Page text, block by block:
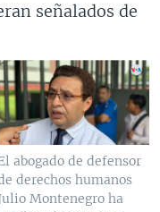
señalados de
abogado de defensor
derechos humanos
Montenegro ha